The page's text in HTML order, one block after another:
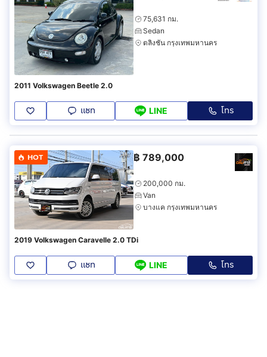
75,631 กม.
Sedan
ตลิ่งชัน กรุงเทพมหานคร
2011 Volkswagen Beetle 2.0
แชท LINE โทร
HOT ฿ 789,000
200,000 กม.
Van
บางแค กรุงเทพมหานคร
2019 Volkswagen Caravelle 2.0 TDi
แชท LINE โทร